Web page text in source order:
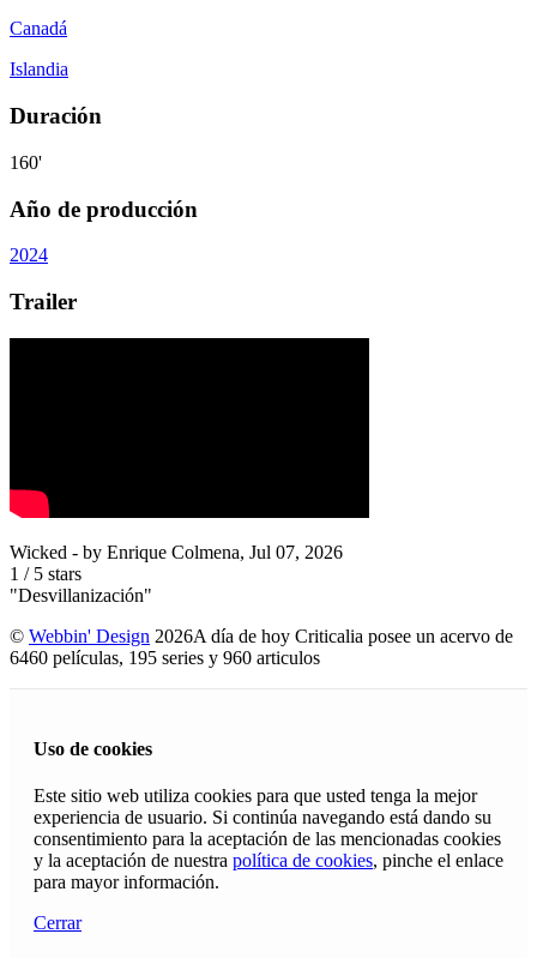
Canadá
Islandia
Duración
160'
Año de producción
2024
Trailer
Wicked - by Enrique Colmena, Jul 07, 2026
1 / 5 stars
"Desvillanización"
© Webbin' Design 2026A día de hoy Criticalia posee un acervo de
6460 películas, 195 series y 960 articulos
Uso de cookies
Este sitio web utiliza cookies para que usted tenga la mejor
experiencia de usuario. Si continúa navegando está dando su
consentimiento para la aceptación de las mencionadas cookies
y la aceptación de nuestra política de cookies, pinche el enlace
para mayor información.
Cerrar